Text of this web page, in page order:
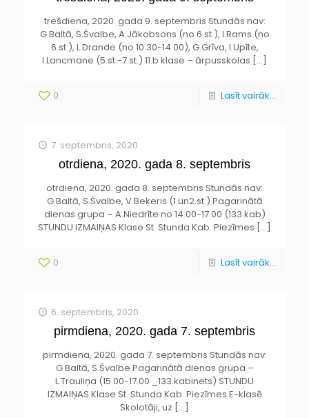
trešdiena, 2020. gada 9. septembris Stundās nav:
G.Baltā, S.Švalbe, A.Jākobsons (no 6.st.), I.Rams (no
6.st.), L.Drande (no 10.30-14.00), G.Grīva, I.Upīte,
I.Lancmane (5.st.-7.st.) 11.b klase – ārpusskolas […]
0 Lasīt vairāk...
7. septembris, 2020
otrdiena, 2020. gada 8. septembris
otrdiena, 2020. gada 8. septembris Stundās nav:
G.Baltā, S.Švalbe, V.Beķeris (1.un2.st.) Pagarinātā
dienas grupa – A.Niedrīte no 14.00-17.00 (133.kab)
STUNDU IZMAIŅAS Klase St. Stunda Kab. Piezīmes […]
0 Lasīt vairāk...
6. septembris, 2020
pirmdiena, 2020. gada 7. septembris
pirmdiena, 2020. gada 7. septembris Stundās nav:
G.Baltā, S.Švalbe Pagarinātā dienas grupa –
L.Trauliņa (15.00-17.00 _133.kabinets) STUNDU
IZMAIŅAS Klase St. Stunda Kab. Piezīmes E-klasē
Skolotāji, uz […]